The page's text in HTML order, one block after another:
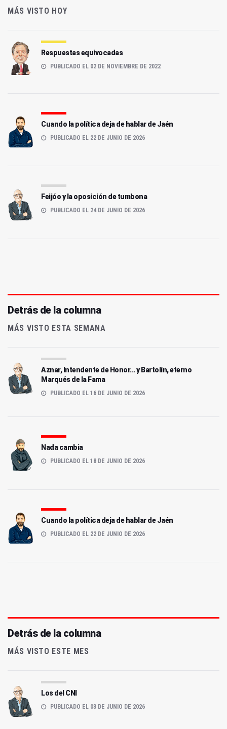
MÁS VISTO HOY
Respuestas equivocadas
PUBLICADO EL 02 DE NOVIEMBRE DE 2022
Cuando la política deja de hablar de Jaén
PUBLICADO EL 22 DE JUNIO DE 2026
Feijóo y la oposición de tumbona
PUBLICADO EL 24 DE JUNIO DE 2026
Detrás de la columna
MÁS VISTO ESTA SEMANA
Aznar, Intendente de Honor... y Bartolín, eterno
Marqués de la Fama
PUBLICADO EL 16 DE JUNIO DE 2026
Nada cambia
PUBLICADO EL 18 DE JUNIO DE 2026
Cuando la política deja de hablar de Jaén
PUBLICADO EL 22 DE JUNIO DE 2026
Detrás de la columna
MÁS VISTO ESTE MES
Los del CNI
PUBLICADO EL 03 DE JUNIO DE 2026